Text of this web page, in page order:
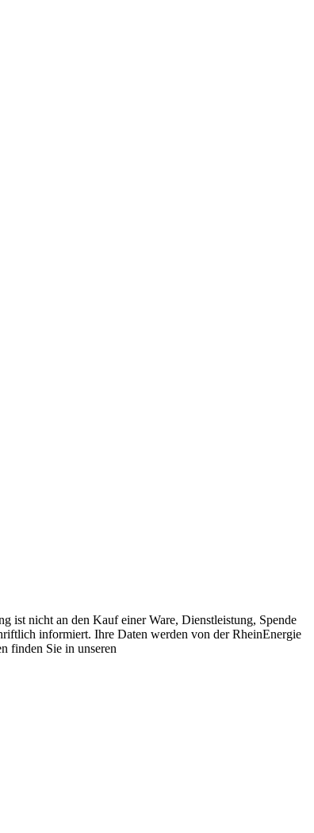
ist nicht an den Kauf einer Ware, Dienstleistung, Spende
informiert. Ihre Daten werden von der RheinEnergie
finden Sie in unseren